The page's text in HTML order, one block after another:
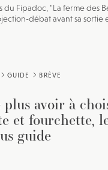
du Fipadoc, "La ferme des
débat avant sa sortie
GUIDE BRÈVE
plus avoir à
et fourchette,
guide